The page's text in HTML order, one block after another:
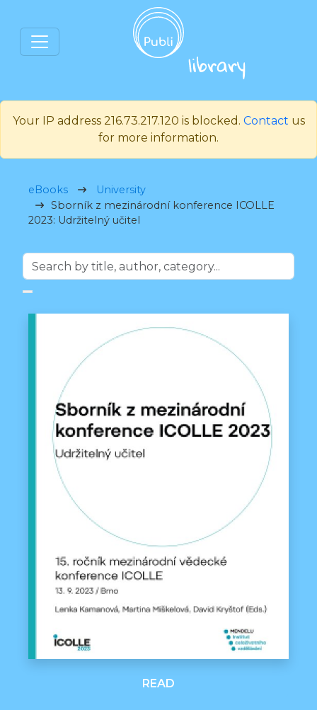
Your IP address 216.73.217.120 is blocked. Contact us
for more information.
eBooks
University
Sborník z mezinárodní konference ICOLLE
2023: Udržitelný učitel
READ